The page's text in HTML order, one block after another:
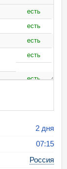
есть
есть
есть
есть
есть
есть
есть
2 дня
07:15
Россия